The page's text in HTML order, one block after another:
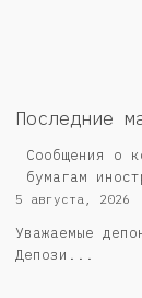
Последние
Сообщения о
бумагам
5 августа, 2026
Уважаемые
Депози...